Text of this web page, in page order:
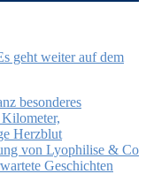
geht weiter auf dem
besonderes
Herzblut
von Lyophilise & Co
Geschichten